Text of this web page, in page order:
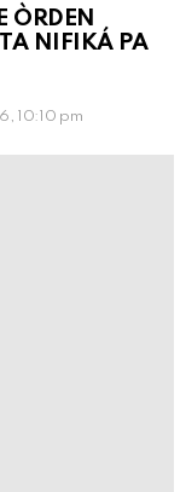
ÒRDEN
NIFIKÁ PA
10:10 pm